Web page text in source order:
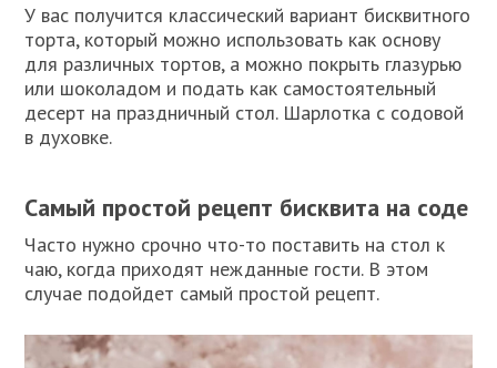
У вас получится классический вариант бисквитного
торта, который можно использовать как основу
для различных тортов, а можно покрыть глазурью
или шоколадом и подать как самостоятельный
десерт на праздничный стол. Шарлотка с содовой
в духовке.
Самый простой рецепт бисквита на соде
Часто нужно срочно что-то поставить на стол к
чаю, когда приходят нежданные гости. В этом
случае подойдет самый простой рецепт.